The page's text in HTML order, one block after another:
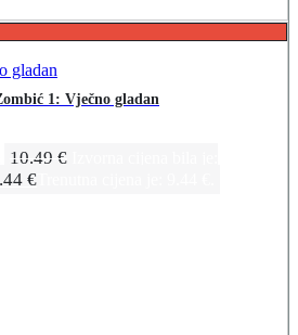
1: Vječno gladan
10.49 €
€